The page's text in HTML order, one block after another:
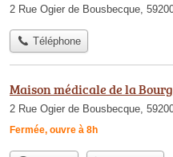
2 Rue Ogier de Bousbecque,
Téléphone
Maison médicale de la
2 Rue Ogier de Bousbecque,
Fermée, ouvre à 8h